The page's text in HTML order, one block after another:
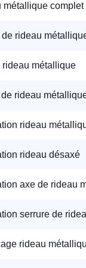
métallique complet
de rideau
rideau métallique
rideau
rideau
rideau désaxé
axe de rideau
serrure de
rideau